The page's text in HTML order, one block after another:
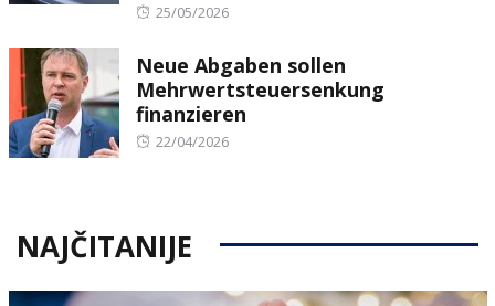
Posted
25/05/2026
Neue Abgaben sollen
Mehrwertsteuersenkung
finanzieren
Posted
22/04/2026
NAJČITANIJE